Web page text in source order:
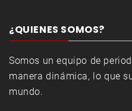
¿QUIENES SOMOS?
Somos un equipo de
manera dinámica, lo que
mundo.